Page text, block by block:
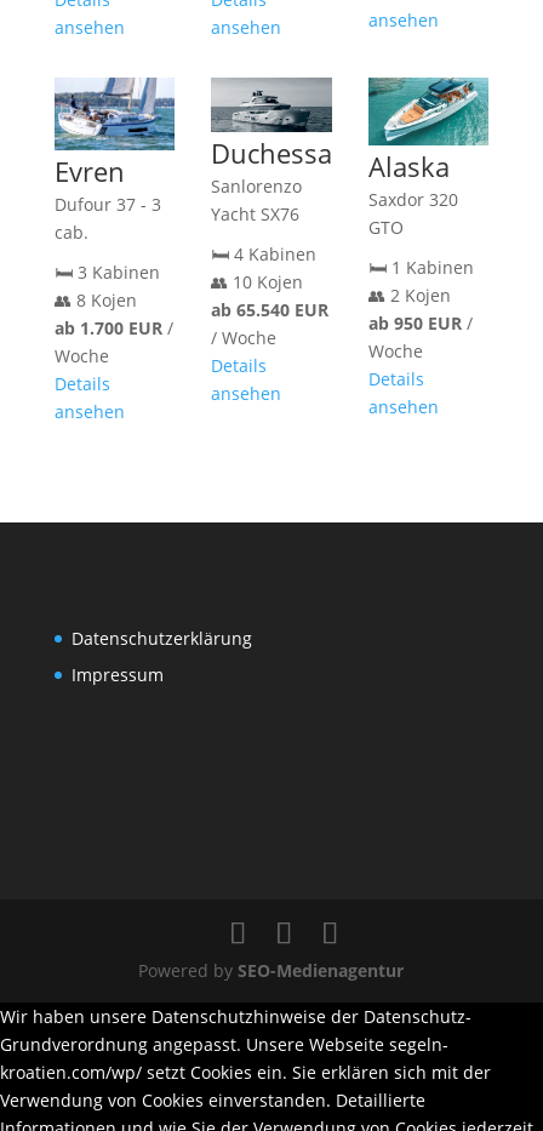
ansehen
ansehen
ansehen
Evren
Dufour 37 - 3
cab.
🛏️ 3 Kabinen
👥 8 Kojen
ab 1.700 EUR/
Woche
Details
ansehen
Duchessa
Sanlorenzo
Yacht SX76
🛏️ 4 Kabinen
👥 10 Kojen
ab 65.540 EUR
/ Woche
Details
ansehen
Alaska
Saxdor 320
GTO
🛏️ 1 Kabinen
👥 2 Kojen
ab 950 EUR/
Woche
Details
ansehen
Datenschutzerklärung
Impressum
Powered bySEO-Medienagentur
Wir haben unsere Datenschutzhinweise der Datenschutz-
Grundverordnung angepasst. Unsere Webseite segeln-
kroatien.com/wp/ setzt Cookies ein. Sie erklären sich mit der
Verwendung von Cookies einverstanden. Detaillierte